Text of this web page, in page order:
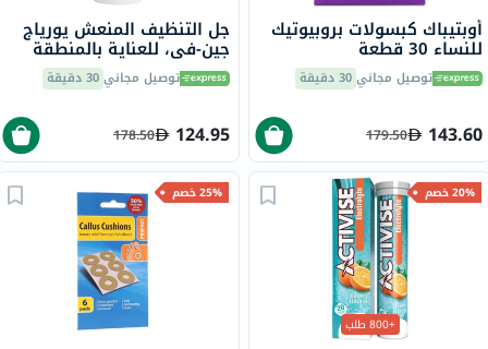
أوبتيباك كبسولات بروبيوتيك
للنساء 30 قطعة
توصيل مجاني30 دقيقة
143.60
179.50
جل التنظيف المنعش يورياج
جين-في، للعناية بالمنطقة
الحميمة - 500 ملتوصيل مجاني30 دقيقة
124.95
178.50
20% خصم
+800 طلب
25% خصم